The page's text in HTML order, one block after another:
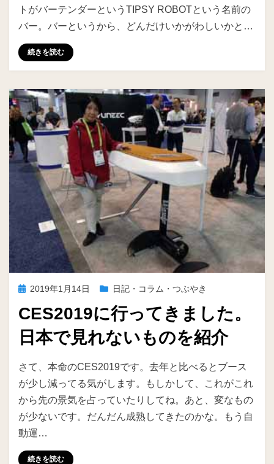
トがバーテンダーというTIPSY ROBOTという名前の
バー。バーというから、どんだけいかがわしいかと…
続きを読む
投
日:
2019年1月14日 日記・コラム・つぶやき
CES2019に行ってきました。
日本で見れないものを紹介
投稿者 ike
さて、本命のCES2019です。去年と比べるとブース
が少し減ってる気がします。もしかして、これがこれ
から先の景気を占っていたりしてね。あと、変なもの
が少ないです。だんだん成熟してきたのかな。もう自
動運…
続きを読む